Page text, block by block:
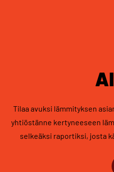
Tilaa avuksi lämmityksen
yhtiöstänne kertyneeseen
selkeäksi raportiksi, josta